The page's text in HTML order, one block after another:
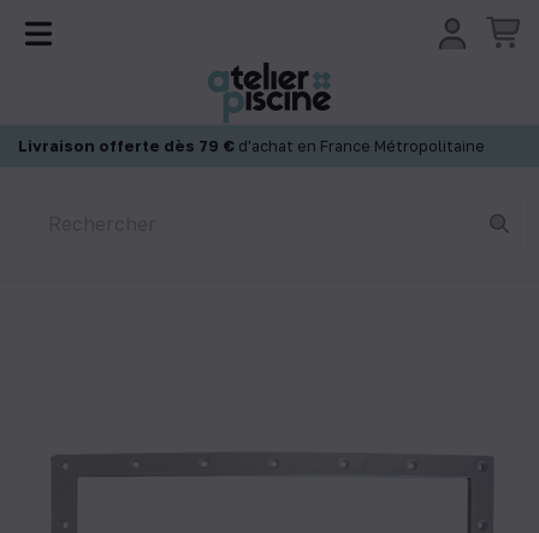
Livraison offerte dès 79 € d'achat en France Métropolitaine